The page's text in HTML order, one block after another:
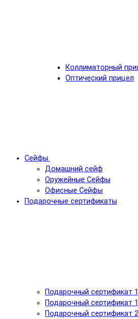
Коллиматорный
Оптический прицел
Сейфы
Домашний сейф
Оружейные Сейфы
Офисные Сейфы
Подарочные сертификаты
Подарочный сертификат
Подарочный сертификат
Подарочный сертификат